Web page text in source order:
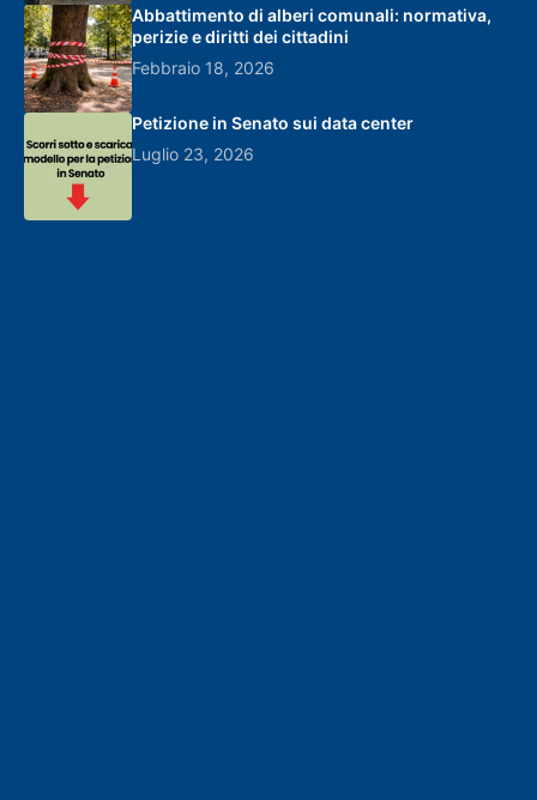
Abbattimento di alberi comunali: normativa,
perizie e diritti dei cittadini
Febbraio 18, 2026
Petizione in Senato sui data center
Luglio 23, 2026